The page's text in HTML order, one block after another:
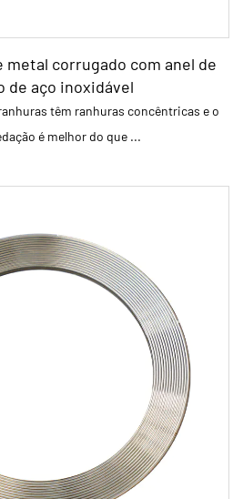
Modelo Nome Seção número de sé...
metal corrugado com anel de
de aço inoxidável
têm ranhuras concêntricas e o
é melhor do que ...